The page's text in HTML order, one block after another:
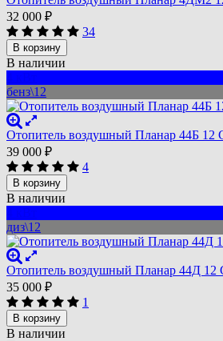
32 000 ₽
34
В корзину
В наличии
бенз\12
Отопитель воздушный Планар 44Б 12
39 000 ₽
4
В корзину
В наличии
диз\12
Отопитель воздушный Планар 44Д 12
35 000 ₽
1
В корзину
В наличии